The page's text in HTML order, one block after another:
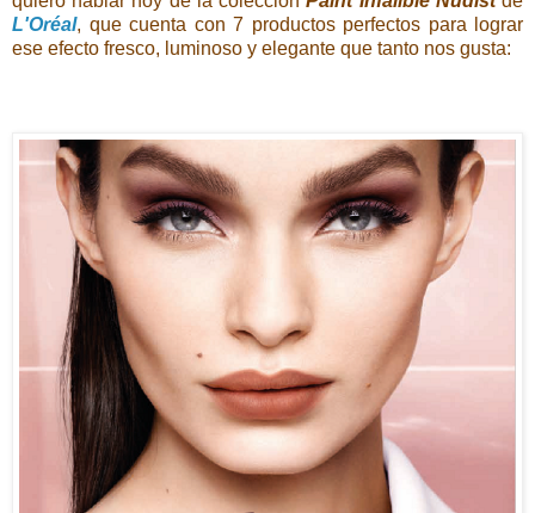
L'Oréal, que cuenta con 7 productos perfectos para lograr
ese efecto fresco, luminoso y elegante que tanto nos gusta: